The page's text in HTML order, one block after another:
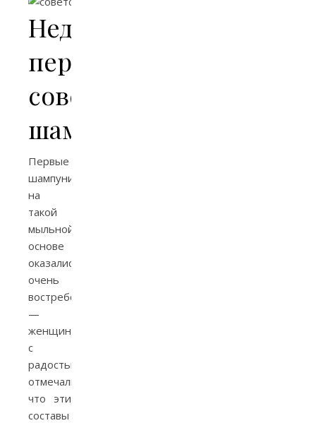
Недостатки
первых
советских
шампуней
Первые
шампуни
на
такой
мыльной
основе
оказались
очень
востребованы
—
женщины
с
радостью
отмечали,
что эти
составы